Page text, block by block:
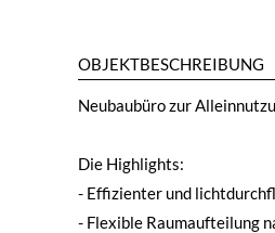
OBJEKTBESCHREIBUNG
Neubaubüro zur
Die Highlights:
- Effizienter und
- Flexible Raumaufteilung